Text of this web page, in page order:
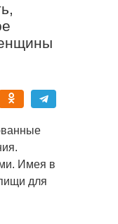
Имея в
для